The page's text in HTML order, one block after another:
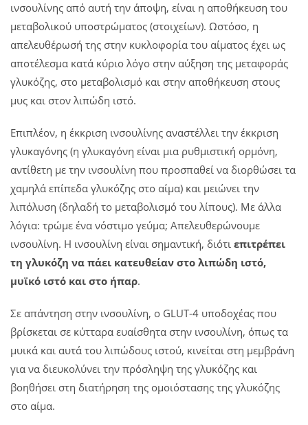
ινσουλίνης από αυτή την άποψη, είναι η αποθήκευση του
μεταβολικού υποστρώματος (στοιχείων). Ωστόσο, η
απελευθέρωσή της στην κυκλοφορία του αίματος έχει ως
αποτέλεσμα κατά κύριο λόγο στην αύξηση της μεταφοράς
γλυκόζης, στο μεταβολισμό και στην αποθήκευση στους
μυς και στον λιπώδη ιστό.
Επιπλέον, η έκκριση ινσουλίνης αναστέλλει την έκκριση
γλυκαγόνης (η γλυκαγόνη είναι μια ρυθμιστική ορμόνη,
αντίθετη με την ινσουλίνη που προσπαθεί να διορθώσει τα
χαμηλά επίπεδα γλυκόζης στο αίμα) και μειώνει την
λιπόλυση (δηλαδή το μεταβολισμό του λίπους). Με άλλα
λόγια: τρώμε ένα νόστιμο γεύμα; Απελευθερώνουμε
ινσουλίνη. Η ινσουλίνη είναι σημαντική, διότι επιτρέπει
τη γλυκόζη να πάει κατευθείαν στο λιπώδη ιστό,
μυϊκό ιστό και στο ήπαρ.
Σε απάντηση στην ινσουλίνη, ο GLUT-4 υποδοχέας που
βρίσκεται σε κύτταρα ευαίσθητα στην ινσουλίνη, όπως τα
μυικά και αυτά του λιπώδους ιστού, κινείται στη μεμβράνη
για να διευκολύνει την πρόσληψη της γλυκόζης και
βοηθήσει στη διατήρηση της ομοιόστασης της γλυκόζης
στο αίμα.